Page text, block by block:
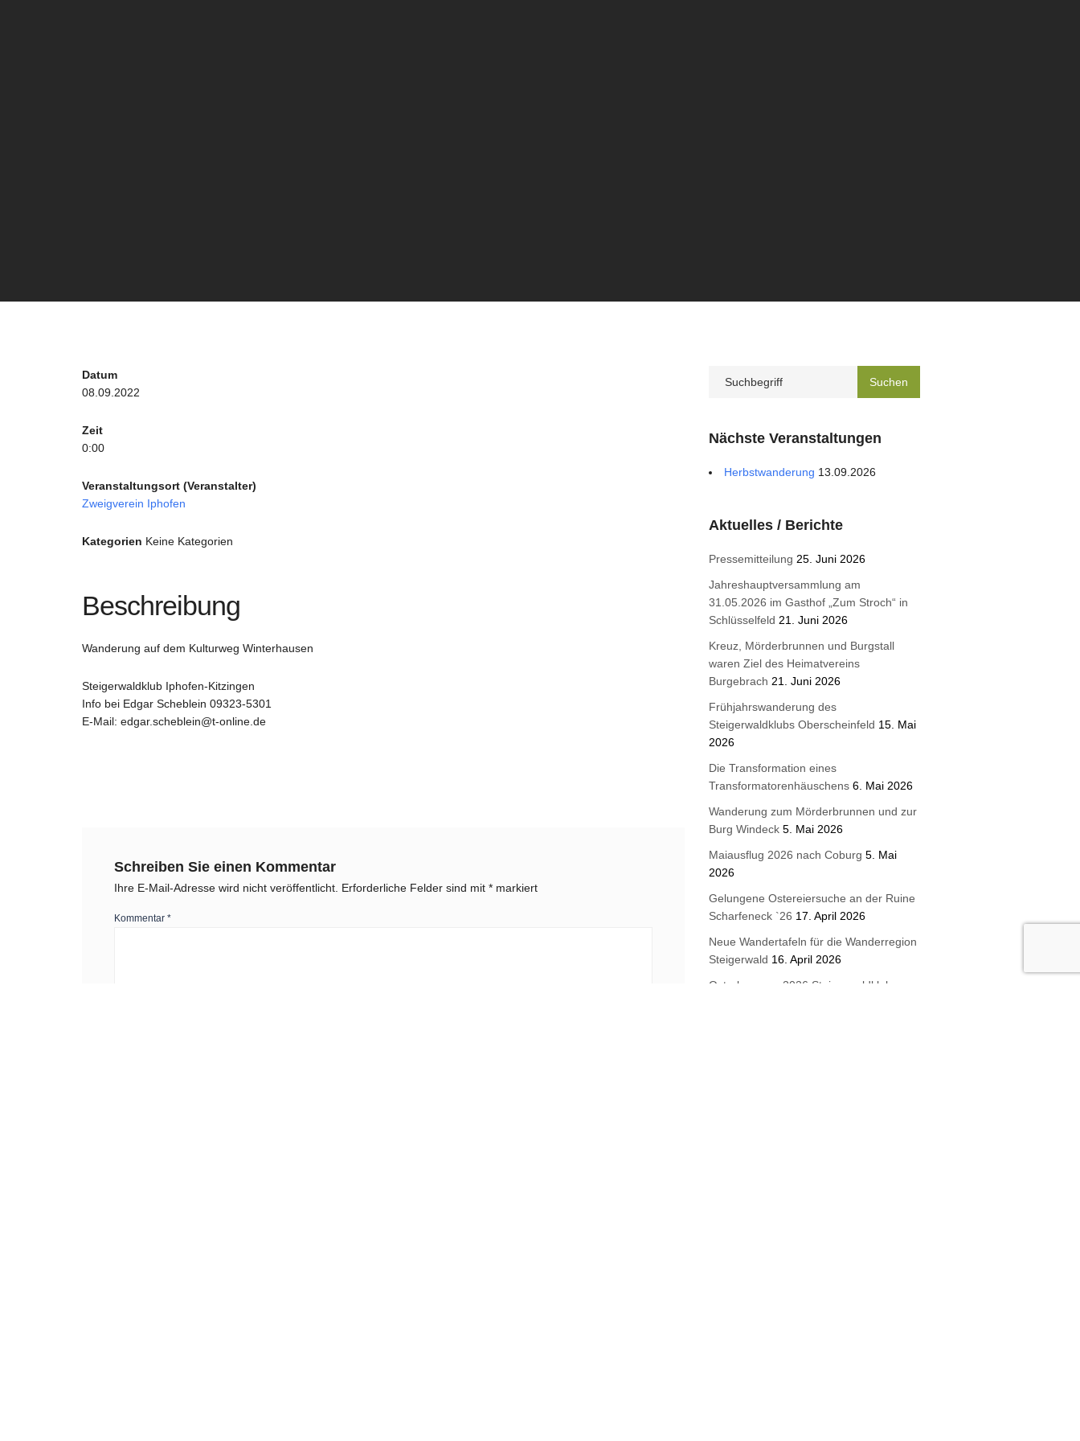
Datum
08.09.2022
Zeit
0:00
Veranstaltungsort (Veranstalter)
Zweigverein Iphofen
Kategorien Keine Kategorien
Beschreibung
Wanderung auf dem Kulturweg Winterhausen
Steigerwaldklub Iphofen-Kitzingen
Info bei Edgar Scheblein 09323-5301
E-Mail: edgar.scheblein@t-online.de
Schreiben Sie einen Kommentar
Ihre E-Mail-Adresse wird nicht veröffentlicht. Erforderliche Felder sind mit * markiert
Kommentar *
Nächste Veranstaltungen
Herbstwanderung 13.09.2026
Aktuelles / Berichte
Pressemitteilung 25. Juni 2026
Jahreshauptversammlung am
31.05.2026 im Gasthof „Zum Stroch“ in
Schlüsselfeld 21. Juni 2026
Kreuz, Mörderbrunnen und Burgstall
waren Ziel des Heimatvereins
Burgebrach 21. Juni 2026
Frühjahrswanderung des
Steigerwaldklubs Oberscheinfeld 15. Mai
2026
Die Transformation eines
Transformatorenhäuschens 6. Mai 2026
Wanderung zum Mörderbrunnen und zur
Burg Windeck 5. Mai 2026
Maiausflug 2026 nach Coburg 5. Mai
2026
Gelungene Ostereiersuche an der Ruine
Scharfeneck `26 17. April 2026
Neue Wandertafeln für die Wanderregion
Steigerwald 16. April 2026
Osterbrunnen 2026 Steigerwaldklub